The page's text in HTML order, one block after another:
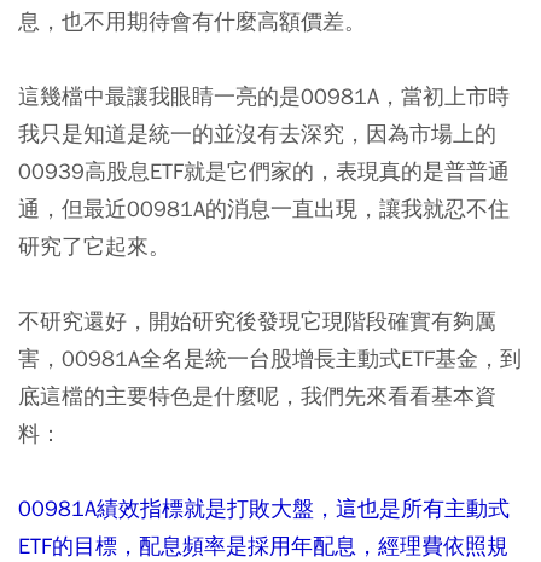
息，也不用期待會有什麼高額價差。
這幾檔中最讓我眼睛一亮的是00981A，當初上市時
我只是知道是統一的並沒有去深究，因為市場上的
00939高股息ETF就是它們家的，表現真的是普普通
通，但最近00981A的消息一直出現，讓我就忍不住
研究了它起來。
不研究還好，開始研究後發現它現階段確實有夠厲
害，00981A全名是統一台股增長主動式ETF基金，到
底這檔的主要特色是什麼呢，我們先來看看基本資
料：
00981A績效指標就是打敗大盤，這也是所有主動式
ETF的目標，配息頻率是採用年配息，經理費依照規